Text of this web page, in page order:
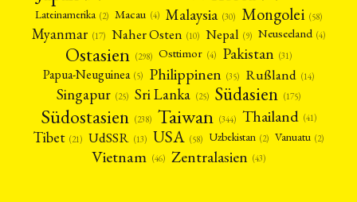
Lateinamerika (2) Macau (4) Malaysia (30) Mongolei (58)
Myanmar (17) Naher Osten (10) Nepal (9) Neuseeland (4)
Ostasien (298) Osttimor (4) Pakistan (31)
Papua-Neuguinea (5) Philippinen (35) Rußland (14)
Singapur (25) Sri Lanka (25) Südasien (175)
Südostasien (238) Taiwan (344) Thailand (41)
Tibet (21) UdSSR (13) USA (58) Uzbekistan (2) Vanuatu (2)
Vietnam (46) Zentralasien (43)